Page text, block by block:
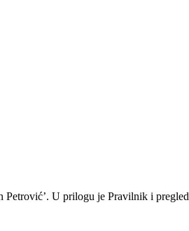
U prilogu je Pravilnik i